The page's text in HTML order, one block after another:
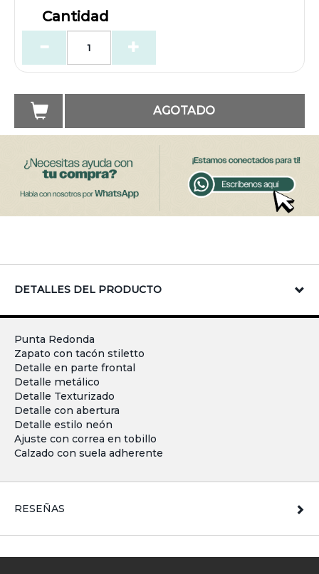
Cantidad
AGOTADO
DETALLES DEL PRODUCTO
Punta Redonda
Zapato con tacón stiletto
Detalle en parte frontal
Detalle metálico
Detalle Texturizado
Detalle con abertura
Detalle estilo neón
Ajuste con correa en tobillo
Calzado con suela adherente
RESEÑAS